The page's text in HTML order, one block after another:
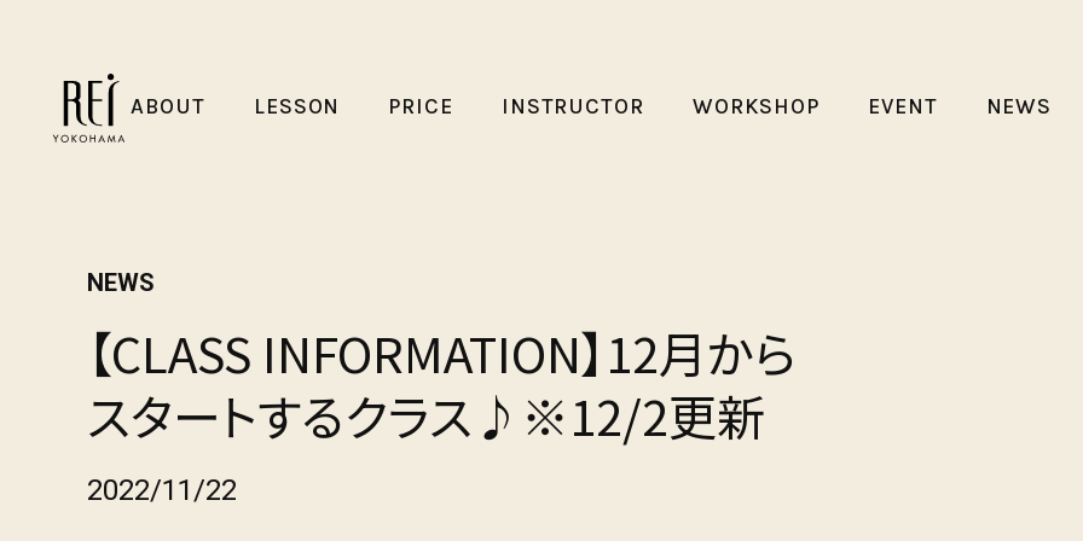
ABOUT LESSON PRICE INSTRUCTOR WORKSHOP EVENT NEWS
NEWS
【CLASS INFORMATION】12月から
スタートするクラス♪※12/2更新
2022/11/22